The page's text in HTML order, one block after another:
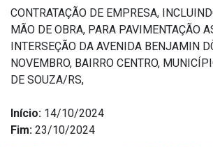
CONTRATAÇÃO DE EMPRESA,
MÃO DE OBRA, PARA PAVIMENTAÇÃO
INTERSEÇÃO DA AVENIDA BENJAMIN
NOVEMBRO, BAIRRO CENTRO,
DE SOUZA/RS,
Início: 14/10/2024
Fim: 23/10/2024